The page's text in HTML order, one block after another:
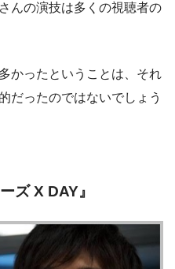
んの演技は多くの視聴者の
かったということは、それ
だったのではないでしょう
ズ X DAY』